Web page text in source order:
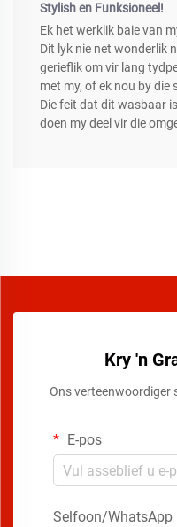
Stylish en Funksioneel!
Ek het werklik baie van
Dit lyk nie net wonderlik
gerieflik om vir lang
met my, of ek nou by
Die feit dat dit wasbaar
doen my deel vir die
Kry 'n
Ons verteenwoordiger
E-pos
Selfoon/WhatsApp